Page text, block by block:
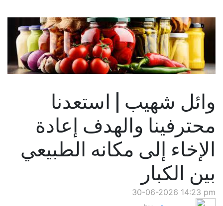
وائل شهيب | استعدنا
محترفينا والهدف إعادة
الإخاء إلى مكانه الطبيعي
بين الكبار
30-06-2026 14:23 pm